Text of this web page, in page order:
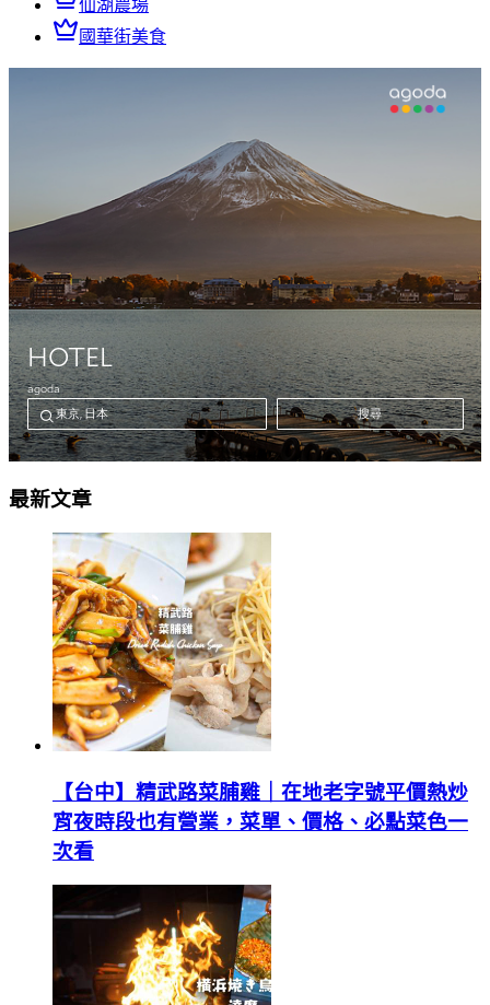
仙湖農場
國華街美食
最新文章
【台中】精武路菜脯雞｜在地老字號平價熱炒
宵夜時段也有營業，菜單、價格、必點菜色一
次看